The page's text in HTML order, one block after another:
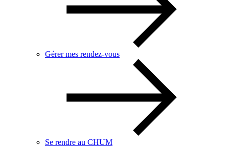
Gérer mes rendez-vous
Se rendre au CHUM